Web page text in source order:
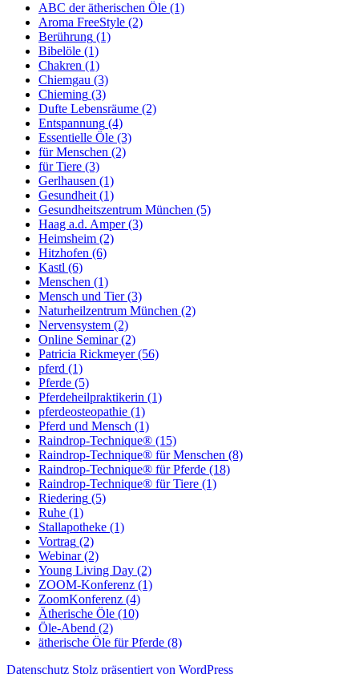
ABC der ätherischen Öle (1)
Aroma FreeStyle (2)
Berührung (1)
Bibelöle (1)
Chakren (1)
Chiemgau (3)
Chieming (3)
Dufte Lebensräume (2)
Entspannung (4)
Essentielle Öle (3)
für Menschen (2)
für Tiere (3)
Gerlhausen (1)
Gesundheit(1)
Gesundheitszentrum München (5)
Haag a.d. Amper(3)
Heimsheim (2)
Hitzhofen (6)
Kastl (6)
Menschen (1)
Mensch und Tier(3)
Naturheilzentrum München (2)
Nervensystem (2)
Online Seminar(2)
Patricia Rickmeyer(56)
pferd (1)
Pferde (5)
Pferdeheilpraktikerin (1)
pferdeosteopathie (1)
Pferd und Mensch (1)
Raindrop-Technique® (15)
Raindrop-Technique® für Menschen (8)
Raindrop-Technique® für Pferde (18)
Raindrop-Technique® für Tiere (1)
Riedering (5)
Ruhe (1)
Stallapotheke (1)
Vortrag (2)
Webinar(2)
Young Living Day (2)
ZOOM-Konferenz (1)
ZoomKonferenz (4)
Ätherische Öle (10)
Öle-Abend (2)
ätherische Öle für Pferde (8)
Datenschutz Stolz präsentiert von WordPress